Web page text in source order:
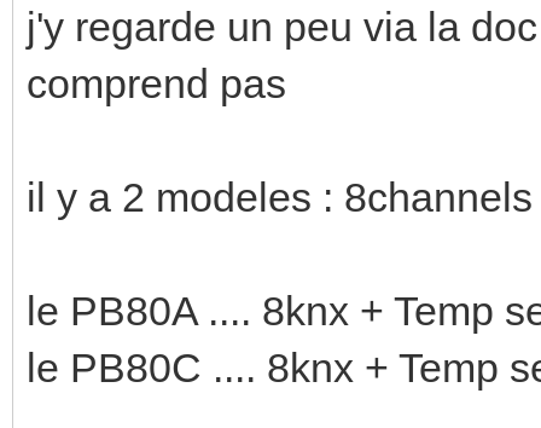
j'y regarde un peu via la
comprend pas
il y a 2 modeles :
le PB80A .... 8knx + Temp
le PB80C .... 8knx + Temp